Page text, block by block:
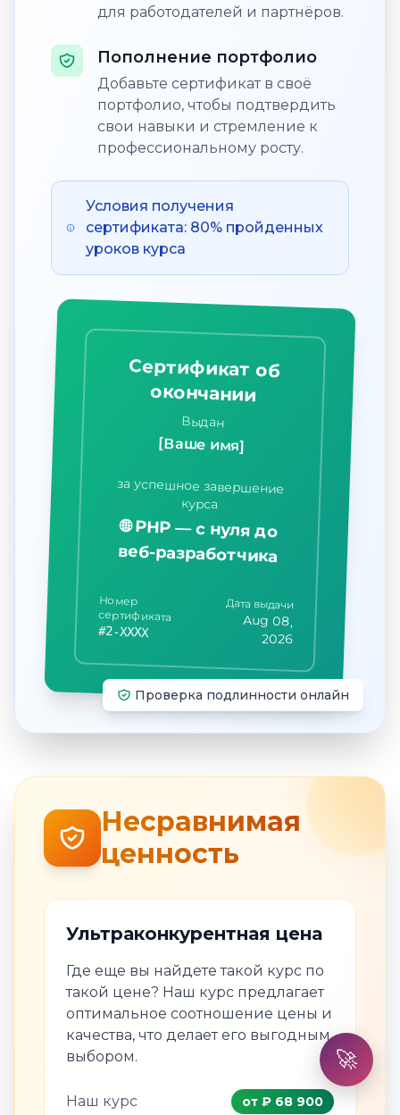
для работодателей и партнёров.
Пополнение портфолио
Добавьте сертификат в своё
портфолио, чтобы подтвердить
свои навыки и стремление к
профессиональному росту.
Условия получения
сертификата: 80% пройденных
уроков курса
Сертификат об
окончании
Выдан
[Ваше имя]
за успешное завершение
курса
🌐 PHP — с нуля до
веб-разработчика
Номер
сертификата
#2-XXXX
Дата выдачи
Aug 08,
2026
Проверка подлинности онлайн
Несравнимая
ценность
Ультраконкурентная цена
Где еще вы найдете такой курс по
такой цене? Наш курс предлагает
оптимальное соотношение цены и
качества, что делает его выгодным
выбором.
Наш курс от ₽ 68 900
🚀